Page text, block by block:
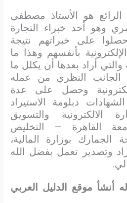
هو الأستاذ مصطفي
أحد خبراء التجارة
حصلوا على خبراتهم نتيجة
بأنفسهم وهذا ما
والتي أراد بعدها أن يكلل ما
الجانب النظري من عمله
وحصل على عدة
دبلومة الاستيراد
الالكترونية والتسويق
القاهرة – التخليص
بوزارة المالية،
وتصدير تعمل بفضل الله
أنشأ موقع الدليل العربي